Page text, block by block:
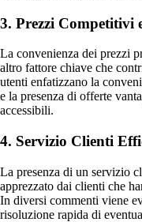
3. Prezzi Competitivi
La convenienza dei prezzi
altro fattore chiave che
utenti enfatizzano la
e la presenza di offerte
accessibili.
4. Servizio Clienti
La presenza di un servizio
apprezzato dai clienti che
In diversi commenti viene
risoluzione rapida di